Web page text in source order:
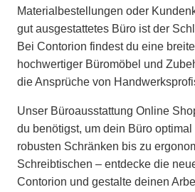
Materialbestellungen oder
gut ausgestattetes Büro ist der
Bei Contorion findest du eine
hochwertiger Büromöbel und
die Ansprüche von
Unser Büroausstattung Online
du benötigst, um dein Büro
robusten Schränken bis zu
Schreibtischen – entdecke die
Contorion und gestalte deinen